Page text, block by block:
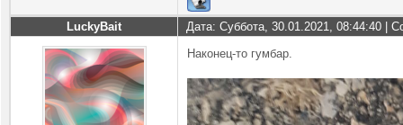
LuckyBait Дата: Суббота, 30.01.2021, 08:44:40 |
Наконец-то гумбар.